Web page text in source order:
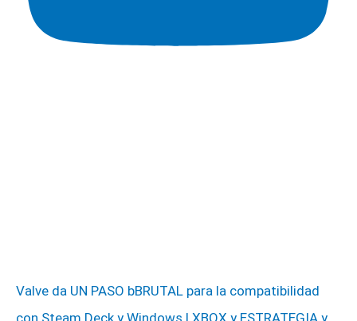
Valve da UN PASO bBRUTAL para la compatibilidad